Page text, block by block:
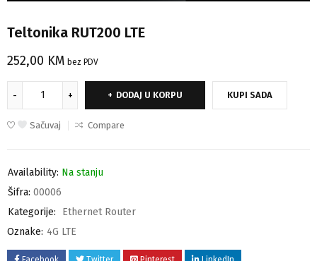
Teltonika RUT200 LTE
252,00 KM bez PDV
DODAJ U KORPU KUPI SADA
Sačuvaj Compare
Availability: Na stanju
Šifra: 00006
Kategorije:
Ethernet Router
Oznake: 4G LTE